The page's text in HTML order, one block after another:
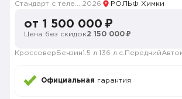
2026 РОЛЬФ Химки
от 1 500 000 ₽
Цена без скидок2 150 000 ₽
Кроссовер Бензин1.5 л. 136 л.с. Передний
Официальная гарантия